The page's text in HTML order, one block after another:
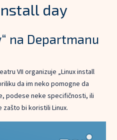
day
na Departmanu
VII organizuje „Linux install
da im neko pomogne da
podese neke specifičnosti, ili
zašto bi koristili Linux.